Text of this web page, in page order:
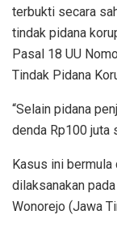
terbukti secara
tindak pidana
Pasal 18 UU
Tindak Pidana
“Selain pidana
denda Rp100 juta
Kasus ini
dilaksanakan
Wonorejo (Jawa